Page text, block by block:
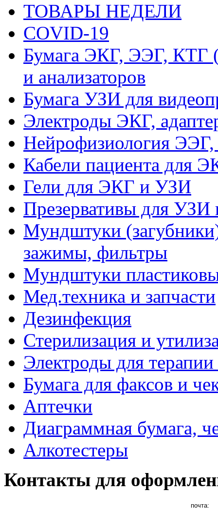
ТОВАРЫ НЕДЕЛИ
COVID-19
Бумага ЭКГ, ЭЭГ, КТГ
и анализаторов
Бумага УЗИ для
Электроды ЭКГ,
Нейрофизиология
Кабели пациента для
Гели для ЭКГ и УЗИ
Презервативы для УЗИ
Мундштуки
зажимы, фильтры
Мундштуки
Мед.техника и запчасти
Дезинфекция
Стерилизация и
Электроды для
Бумага для факсов и
Аптечки
Диаграммная бумага,
Алкотестеры
Контакты для
почта: